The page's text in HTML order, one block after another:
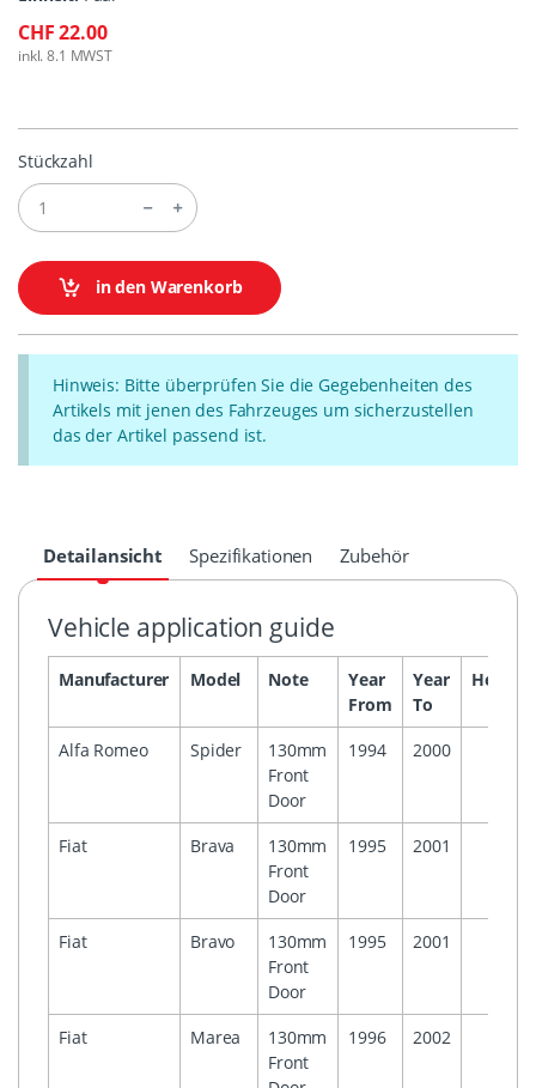
CHF 22.00
inkl. 8.1 MWST
Stückzahl
in den Warenkorb
Hinweis: Bitte überprüfen Sie die Gegebenheiten des
Artikels mit jenen des Fahrzeuges um sicherzustellen
das der Artikel passend ist.
Detailansicht Spezifikationen Zubehör
Vehicle application guide
Manufacturer Model Note
Year
From
Year
To
Alfa Romeo Spider
130mm
Front
Door
1994 2000
Fiat Brava
130mm
Front
Door
1995 2001
Fiat Bravo
130mm
Front
Door
1995 2001
Fiat Marea
130mm
Front
1996 2002